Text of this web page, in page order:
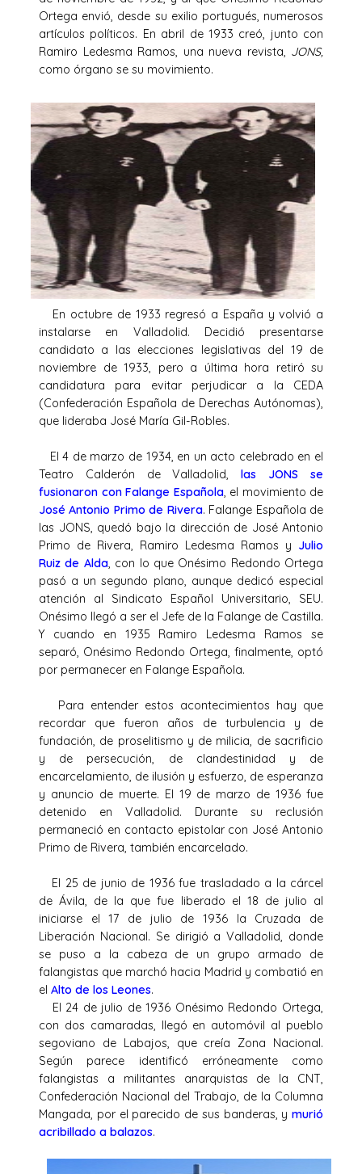
Ortega envió, desde su exilio portugués, numerosos
artículos políticos. En abril de 1933 creó, junto con
Ramiro Ledesma Ramos, una nueva revista,
JONS,
como órgano se su movimiento.
En octubre de 1933 regresó a España y volvió a
instalarse en Valladolid. Decidió presentarse
candidato a las elecciones legislativas del 19 de
noviembre de 1933, pero a última hora retiró su
candidatura para evitar perjudicar a la CEDA
(Confederación Española de Derechas Autónomas),
que lideraba José María Gil-Robles.
El 4 de marzo de 1934, en un acto celebrado en el
Teatro Calderón de Valladolid,las JONS se
fusionaron con Falange Española, el movimiento de
José Antonio Primo de Rivera. Falange Española de
las JONS, quedó bajo la dirección de José Antonio
Primo de Rivera, Ramiro Ledesma Ramos y Julio
Ruiz de Alda, con lo que Onésimo Redondo Ortega
pasó a un segundo plano, aunque dedicó especial
atención al Sindicato Español Universitario, SEU.
Onésimo llegó a ser el Jefe de la Falange de Castilla.
Y cuando en 1935 Ramiro Ledesma Ramos se
separó, Onésimo Redondo Ortega, finalmente, optó
por permanecer en Falange Española.
Para entender estos acontecimientos hay que
recordar que fueron años de turbulencia y de
fundación, de proselitismo y de milicia, de sacrificio
y de persecución, de clandestinidad y de
encarcelamiento, de ilusión y esfuerzo, de esperanza
y anuncio de muerte. El 19 de marzo de 1936 fue
detenido en Valladolid. Durante su reclusión
permaneció en contacto epistolar con José Antonio
Primo de Rivera, también encarcelado.
El 25 de junio de 1936 fue trasladado a la cárcel
de Ávila, de la que fue liberado el 18 de julio al
iniciarse el 17 de julio de 1936 la Cruzada de
Liberación Nacional. Se dirigió a Valladolid, donde
se puso a la cabeza de un grupo armado de
falangistas que marchó hacia Madrid y combatió en
el Alto de los Leones.
El 24 de julio de 1936 Onésimo Redondo Ortega,
con dos camaradas, llegó en automóvil al pueblo
segoviano de Labajos, que creía Zona Nacional.
Según parece identificó erróneamente como
falangistas a militantes anarquistas de la CNT,
Confederación Nacional del Trabajo, de la Columna
Mangada, por el parecido de sus banderas, y murió
acribillado a balazos.